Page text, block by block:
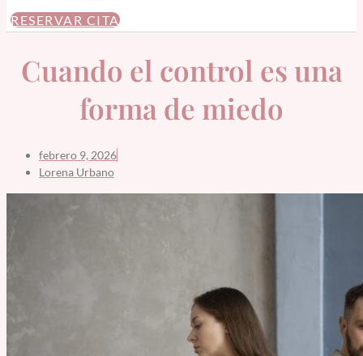
RESERVAR CITA
Cuando el control es una
forma de miedo
febrero 9, 2026
Lorena Urbano